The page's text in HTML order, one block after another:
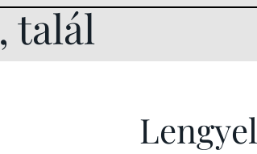
, talál